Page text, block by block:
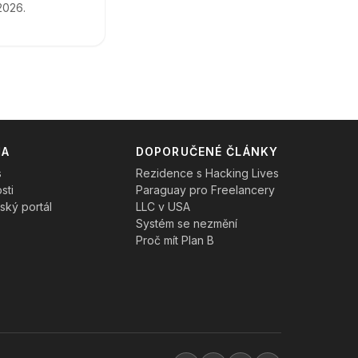
portál
DOPORUČENÉ ČLÁNKY
Rezidence s Hacking Lives
Paraguay pro Freelancery
LLC v USA
Systém se nezmění
Proč mít Plan B